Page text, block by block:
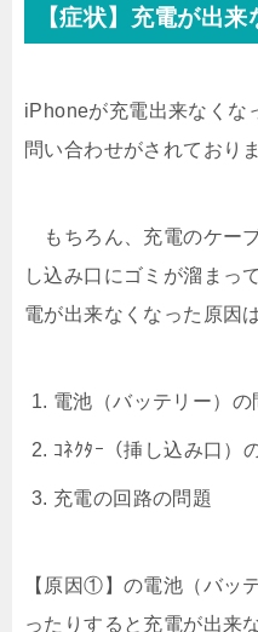
【症状】充電が出来
iPhoneが充電出来なくな
問い合わせがされておりま
もちろん、充電のケー
し込み口にゴミが溜まっ
電が出来なくなった原因
電池（バッテリー）の
ｺﾈｸﾀｰ（挿し込み口）
充電の回路の問題
【原因①】の電池（バッ
ったりすると充電が出来